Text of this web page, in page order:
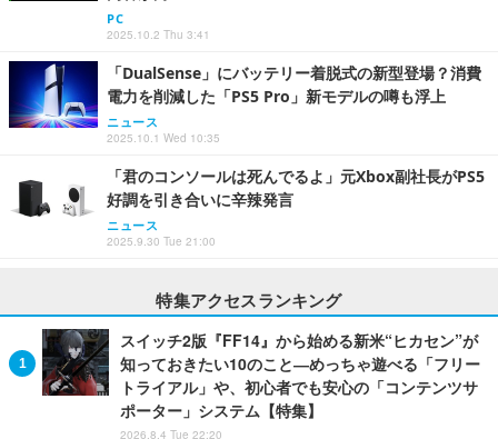
PC
2025.10.2 Thu 3:41
「DualSense」にバッテリー着脱式の新型登場？消費
電力を削減した「PS5 Pro」新モデルの噂も浮上
ニュース
2025.10.1 Wed 10:35
「君のコンソールは死んでるよ」元Xbox副社長がPS5
好調を引き合いに辛辣発言
ニュース
2025.9.30 Tue 21:00
特集アクセスランキング
スイッチ2版『FF14』から始める新米“ヒカセン”が
知っておきたい10のこと―めっちゃ遊べる「フリー
トライアル」や、初心者でも安心の「コンテンツサ
ポーター」システム【特集】
2026.8.4 Tue 22:20